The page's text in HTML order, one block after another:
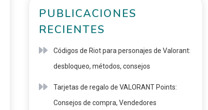
PUBLICACIONES
RECIENTES
Códigos de Riot para personajes de Valorant:
desbloqueo, métodos, consejos
Tarjetas de regalo de VALORANT Points:
Consejos de compra, Vendedores